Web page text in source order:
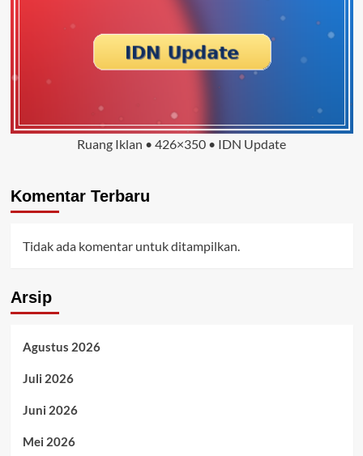
Ruang Iklan • 426×350 • IDN Update
Komentar Terbaru
Tidak ada komentar untuk ditampilkan.
Arsip
Agustus 2026
Juli 2026
Juni 2026
Mei 2026